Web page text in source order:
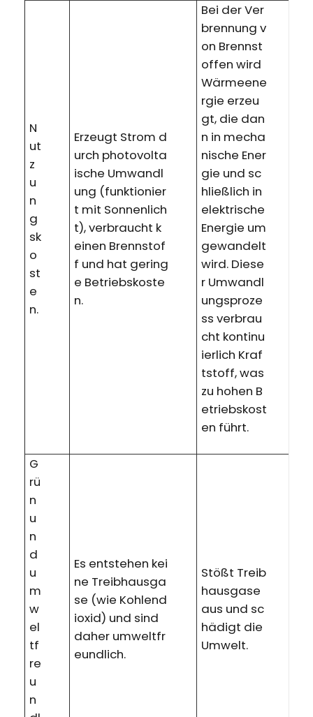
N
ut
z
u
n
g
sk
o
st
e
n.
Erzeugt Strom d
urch photovolta
ische Umwandl
ung (funktionier
t mit Sonnenlich
t), verbraucht k
einen Brennstof
f und hat gering
e Betriebskoste
n.
Bei der Ver
brennung v
on Brennst
offen wird
Wärmeene
rgie erzeu
gt, die dan
n in mecha
nische Ener
gie und sc
hließlich in
elektrische
Energie um
gewandelt
wird. Diese
r Umwandl
ungsproze
ss verbrau
cht kontinu
ierlich Kraf
tstoff, was
zu hohen B
etriebskost
en führt.
G
rü
n
u
n
d
u
m
w
el
tf
re
u
n
Es entstehen kei
ne Treibhausga
se (wie Kohlend
ioxid) und sind
daher umweltfr
eundlich.
Stößt Treib
hausgase
aus und sc
hädigt die
Umwelt.